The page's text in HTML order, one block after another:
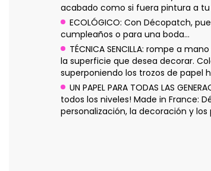
acabado como si fuera pintura a
ECOLÓGICO: Con Décopatch,
cumpleaños o para una boda...
TÉCNICA SENCILLA: rompe a
la superficie que desea decorar.
superponiendo los trozos de papel
UN PAPEL PARA TODAS LAS
todos los niveles! Made in France:
personalización, la decoración y